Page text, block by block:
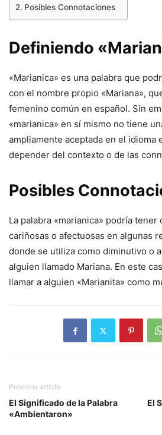
Posibles Connotaciones
Definiendo
«Marianica» es una palabra que
con el nombre propio «Mariana»,
femenino común en español. Sin
«marianica» en sí mismo no tiene
ampliamente aceptada en el idioma
depender del contexto o de las
Posibles
La palabra «marianica» podría tener
cariñosas o afectuosas en algunas
donde se utiliza como diminutivo o
alguien llamado Mariana. En este
llamar a alguien «Marianita» como
Previous article
El Significado de la Palabra
«Ambientaron»
El